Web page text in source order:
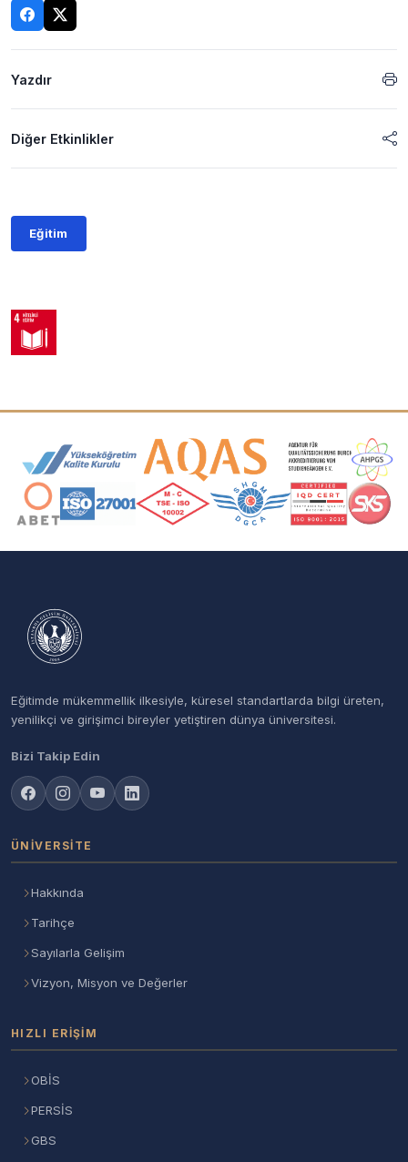
Yazdır
Diğer Etkinlikler
Eğitim
Akreditasyon ve Üyelik Logoları
Eğitimde mükemmellik ilkesiyle, küresel standartlarda bilgi üreten,
yenilikçi ve girişimci bireyler yetiştiren dünya üniversitesi.
Bizi Takip Edin
ÜNIVERSITE
Hakkında
Tarihçe
Sayılarla Gelişim
Vizyon, Misyon ve Değerler
HIZLI ERIŞIM
OBİS
PERSİS
GBS